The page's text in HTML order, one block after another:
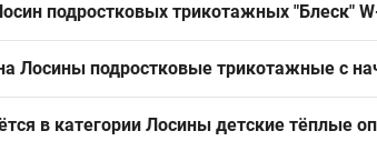
а эта модель добавляет бюджетный тёплый
подростковых трикотажных "Блеск"
спрос в зимний период.
Лосины подростковые трикотажные с
в категории Лосины детские тёплые